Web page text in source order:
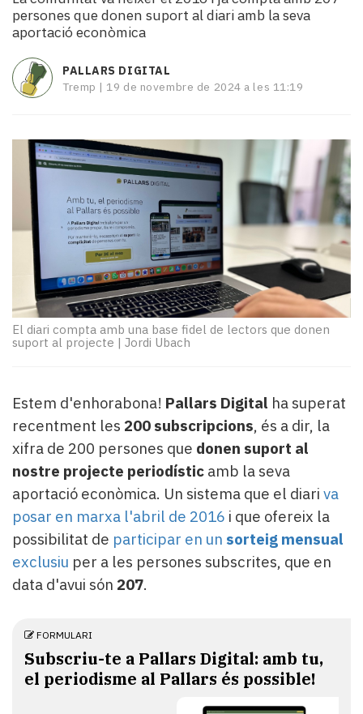
i
turisme
Esports
Mai
i
mitjans
El
temps
Reportatges
Entrevistes
Enquestes
escena!
Dis
la
teva!
newsletter
del
Pallars
patrocinat
Lo
més
llegit...
Editorial
persones que donen suport al diari amb la seva
aportació econòmica
PALLARS DIGITAL
Tremp | 19 de novembre de 2024 a les 11:19
El diari compta amb una base fidel de lectors que donen
suport al projecte | Jordi Ubach
Estem d'enhorabona! Pallars Digital ha superat
recentment les 200 subscripcions, és a dir, la
xifra de 200 persones que donen suport al
nostre projecte periodístic amb la seva
aportació econòmica. Un sistema que el diari va
posar en marxa l'abril de 2016 i que ofereix la
possibilitat de participar en un sorteig mensual
exclusiu per a les persones subscrites, que en
data d'avui són 207.
FORMULARI
Subscriu-te a Pallars Digital: amb tu,
el periodisme al Pallars és possible!